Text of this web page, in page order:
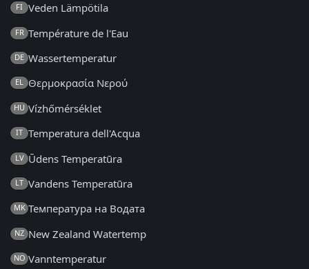
FI Veden Lämpötila
FR Température de l'Eau
DE Wassertemperatur
EL Θερμοκρασία Νερού
HU Vízhőmérséklet
IT Temperatura dell'Acqua
LV Ūdens Temperatūra
LT Vandens Temperatūra
MK Температура на Водата
NZ New Zealand Watertemp
NO Vanntemperatur